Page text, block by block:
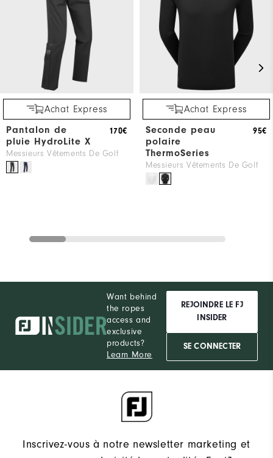
Achat Express
Pantalon de
pluie HydroLite X
Messieurs Vêtements De Golf
170€
Achat Express
Seconde peau
polaire
ThermoSeries
Messieurs Vêtements De Golf
95€
Want behind
the ropes
access and
exclusive
products?
Learn More
REJOINDRE LE FJ
INSIDER
SE CONNECTER
Inscrivez-vous à notre newsletter marketing et